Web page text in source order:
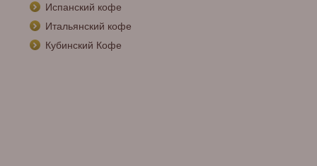
Испанский кофе
Итальянский кофе
Кубинский Кофе